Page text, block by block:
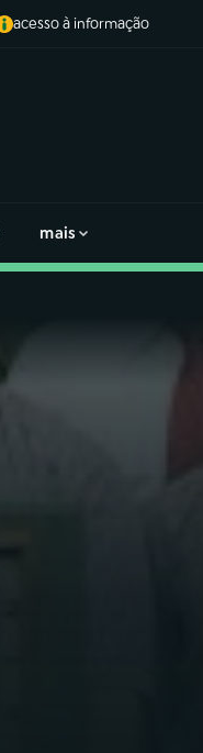
acesso à informação
mais